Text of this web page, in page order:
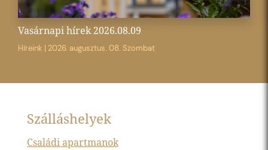
Vasárnapi hírek 2026.08.09
Híreink | 2026. augusztus. 08. Szombat
Szálláshelyek
Családi apartmanok